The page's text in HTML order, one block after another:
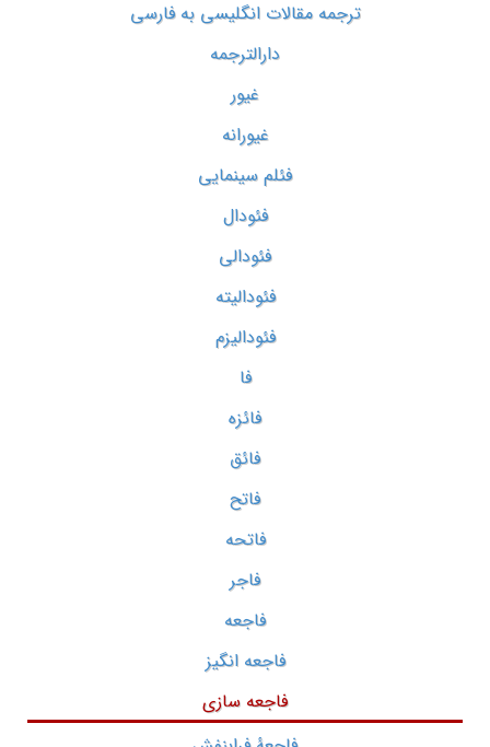
ترجمه مقالات انگلیسی به فارسی
دارالترجمه
غیور
غیورانه
فئلم سینمایی
فئودال
فئودالی
فئودالیته
فئودالیزم
فا
فائزه
فائق
فاتح
فاتحه
فاجر
فاجعه
فاجعه انگیز
فاجعه سازی